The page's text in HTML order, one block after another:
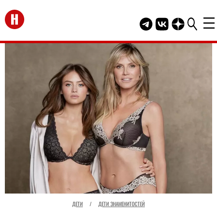
Перейти на главную
Telegram канал
Группа HELLO
Канал
ДЕТИ / ДЕТИ ЗНАМЕНИТОСТЕЙ